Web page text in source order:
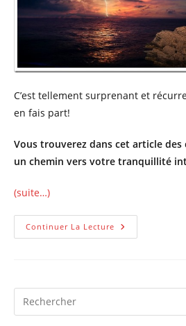
C’est tellement surprenant et
en fais part!
Vous trouverez dans cet article
un chemin vers votre tranquillité
(suite…)
Continuer La Lecture Tel
Un
Tunnel